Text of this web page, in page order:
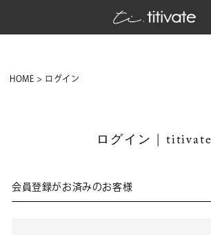
HOME ログイン
ログイン | titivate
会員登録がお済みのお客様